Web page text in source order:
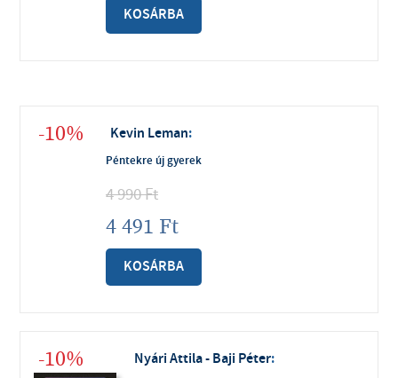
KOSÁRBA
-10% Kevin Leman:
Péntekre új gyerek
4 990Ft
4 491 Ft
KOSÁRBA
-10% Nyári Attila - Baji Péter: